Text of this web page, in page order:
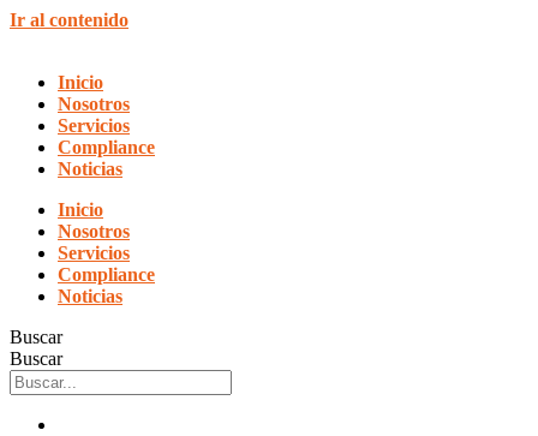
Ir al contenido
Inicio
Nosotros
Servicios
Compliance
Noticias
Inicio
Nosotros
Servicios
Compliance
Noticias
Buscar
Buscar